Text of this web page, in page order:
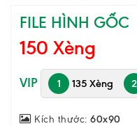
FILE HÌNH GỐC
150 Xèng
VIP 1 135 Xèng 2
Kích thước: 60x90